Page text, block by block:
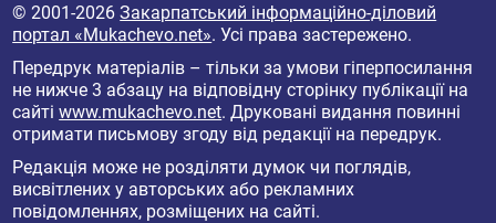
© 2001-2026Закарпатський інформаційно-діловий
портал «Mukachevo.net». Усі права застережено.
Передрук матеріалів – тільки за умови гіперпосилання
не нижче 3 абзацу на відповідну сторінку публікації на
сайтіwww.mukachevo.net. Друковані видання повинні
отримати письмову згоду від редакції на передрук.
Редакція може не розділяти думок чи поглядів,
висвітлених у авторських або рекламних
повідомленнях, розміщених на сайті.